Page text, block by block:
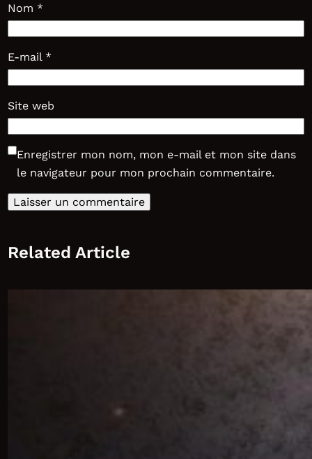
Nom *
E-mail *
Site web
Enregistrer mon nom, mon e-mail et mon site dans
le navigateur pour mon prochain commentaire.
Related Article